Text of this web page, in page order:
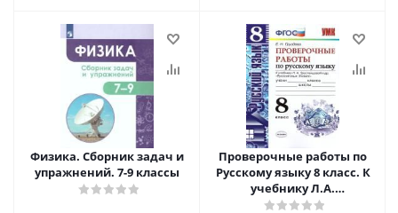
Физика. Сборник задач и
упражнений. 7-9 классы
Проверочные работы по
Русскому языку 8 класс. К
учебнику Л.А.
Тростенцовой. ФГОС